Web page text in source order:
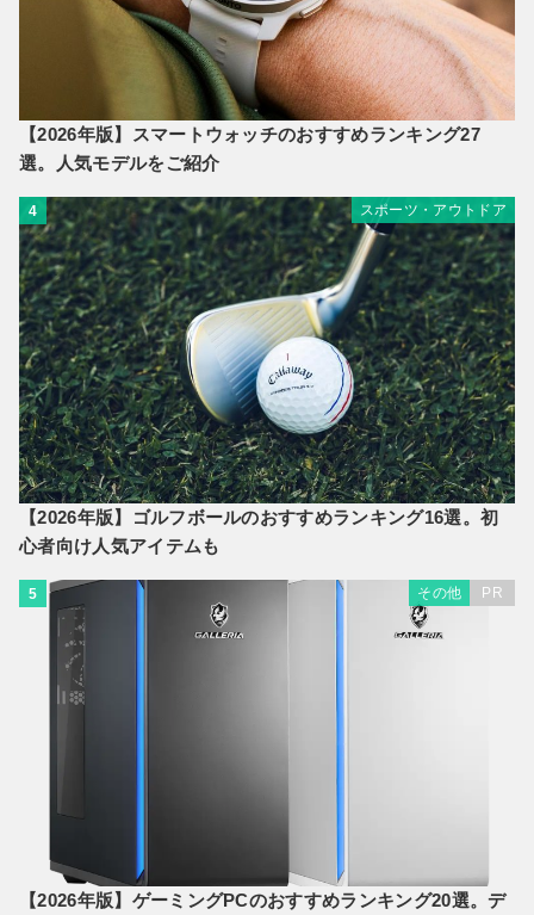
【2026年版】スマートウォッチのおすすめランキング27
選。人気モデルをご紹介
4 スポーツ・アウトドア
【2026年版】ゴルフボールのおすすめランキング16選。初
心者向け人気アイテムも
5 その他 PR
【2026年版】ゲーミングPCのおすすめランキング20選。デ